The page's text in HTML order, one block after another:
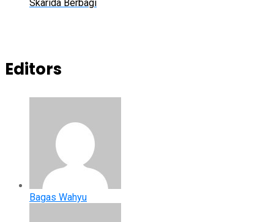
Skarida Berbagi
Editors
Bagas Wahyu